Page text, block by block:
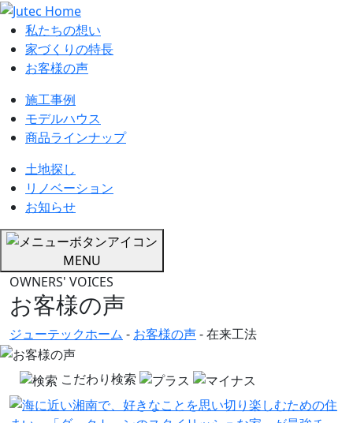
私たちの想い
家づくりの特長
お客様の声
施工事例
モデルハウス
商品ラインナップ
土地探し
リノベーション
お知らせ
MENU
OWNERS' VOICES
お客様の声
ジューテックホーム - お客様の声-在来工法
こだわり検索